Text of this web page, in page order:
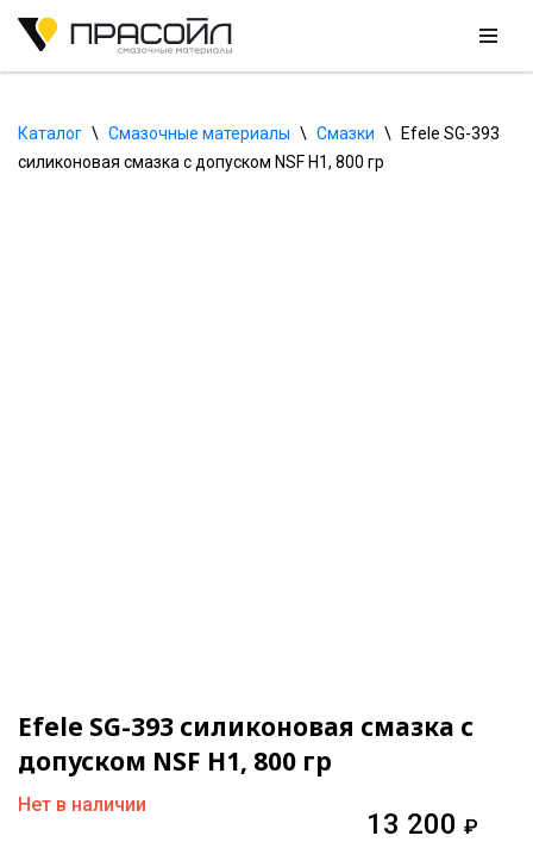
содержимому
Каталог \ Смазочные материалы \ Смазки \
Efele SG-393
силиконовая смазка с допуском NSF H1, 800 гр
Efele SG-393 силиконовая смазка с
допуском NSF H1, 800 гр
13 200 ₽
Нет в наличии